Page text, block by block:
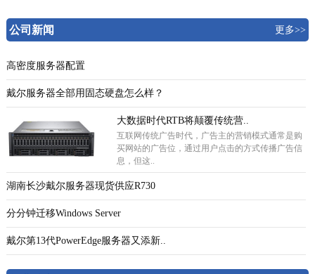
公司新闻 更多>>
高密度服务器配置
戴尔服务器全部用固态硬盘怎么样？
大数据时代RTB将颠覆传统营..
互联网传统广告时代，广告主的营销模式通常是购
买网站的广告位，通过用户点击的方式传播广告信
息，但这..
湖南长沙戴尔服务器现货供应R730
分分钟迁移Windows Server
戴尔第13代PowerEdge服务器又添新..